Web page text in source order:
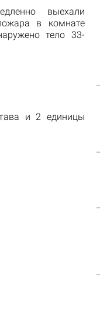
выехали
в комнате
тело 33-
и 2 единицы